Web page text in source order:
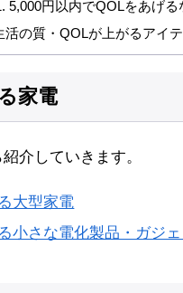
5,000円以内でQOLをあげる
活の質・QOLが上がるアイ
家電
介していきます。
大型家電
小さな電化製品・ガジェ